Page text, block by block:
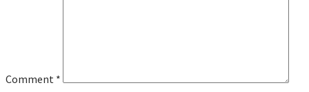
Comment *